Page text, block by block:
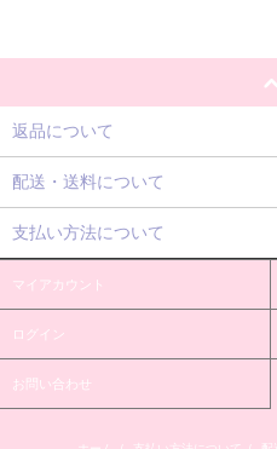
返品について
配送・送料について
支払い方法について
マイアカウント
ログイン
お問い合わせ